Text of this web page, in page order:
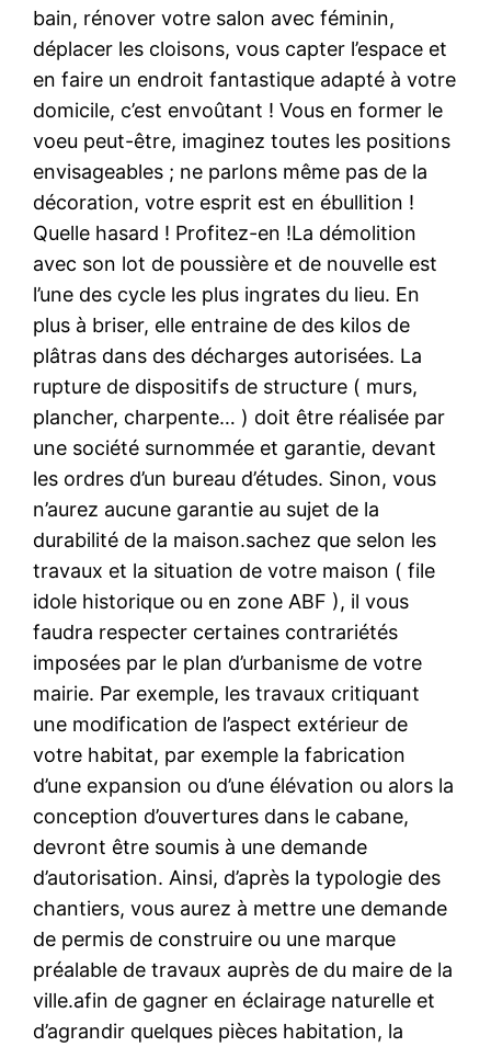
bain, rénover votre salon avec féminin,
déplacer les cloisons, vous capter l’espace et
en faire un endroit fantastique adapté à votre
domicile, c’est envoûtant ! Vous en former le
voeu peut-être, imaginez toutes les positions
envisageables ; ne parlons même pas de la
décoration, votre esprit est en ébullition !
Quelle hasard ! Profitez-en !La démolition
avec son lot de poussière et de nouvelle est
l’une des cycle les plus ingrates du lieu. En
plus à briser, elle entraine de des kilos de
plâtras dans des décharges autorisées. La
rupture de dispositifs de structure ( murs,
plancher, charpente… ) doit être réalisée par
une société surnommée et garantie, devant
les ordres d’un bureau d’études. Sinon, vous
n’aurez aucune garantie au sujet de la
durabilité de la maison.sachez que selon les
travaux et la situation de votre maison ( file
idole historique ou en zone ABF ), il vous
faudra respecter certaines contrariétés
imposées par le plan d’urbanisme de votre
mairie. Par exemple, les travaux critiquant
une modification de l’aspect extérieur de
votre habitat, par exemple la fabrication
d’une expansion ou d’une élévation ou alors la
conception d’ouvertures dans le cabane,
devront être soumis à une demande
d’autorisation. Ainsi, d’après la typologie des
chantiers, vous aurez à mettre une demande
de permis de construire ou une marque
préalable de travaux auprès de du maire de la
ville.afin de gagner en éclairage naturelle et
d’agrandir quelques pièces habitation, la